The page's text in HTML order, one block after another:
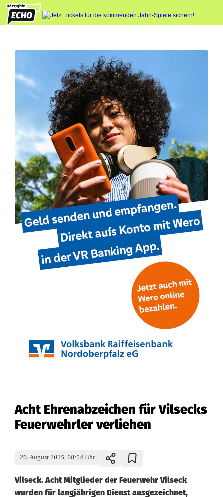
Acht Ehrenabzeichen für Vilsecks
Feuerwehrler verliehen
20. August 2025, 08:54 Uhr
Vilseck. Acht Mitglieder der Feuerwehr Vilseck
wurden für langjährigen Dienst ausgezeichnet,